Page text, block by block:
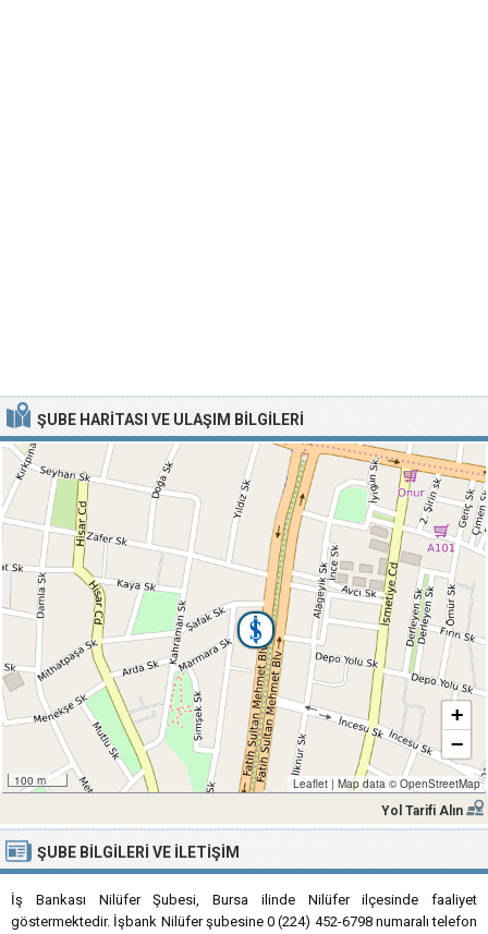
ŞUBE HARITASI VE ULAŞIM BILGILERI
100 m
+
−
Leaflet | Map data ©OpenStreetMap
Yol Tarifi Alın
ŞUBE BILGILERI VE İLETIŞIM
İş Bankası Nilüfer Şubesi, Bursa ilinde Nilüfer ilçesinde faaliyet
göstermektedir. İşbank Nilüfer şubesine 0 (224) 452-6798 numaralı telefon